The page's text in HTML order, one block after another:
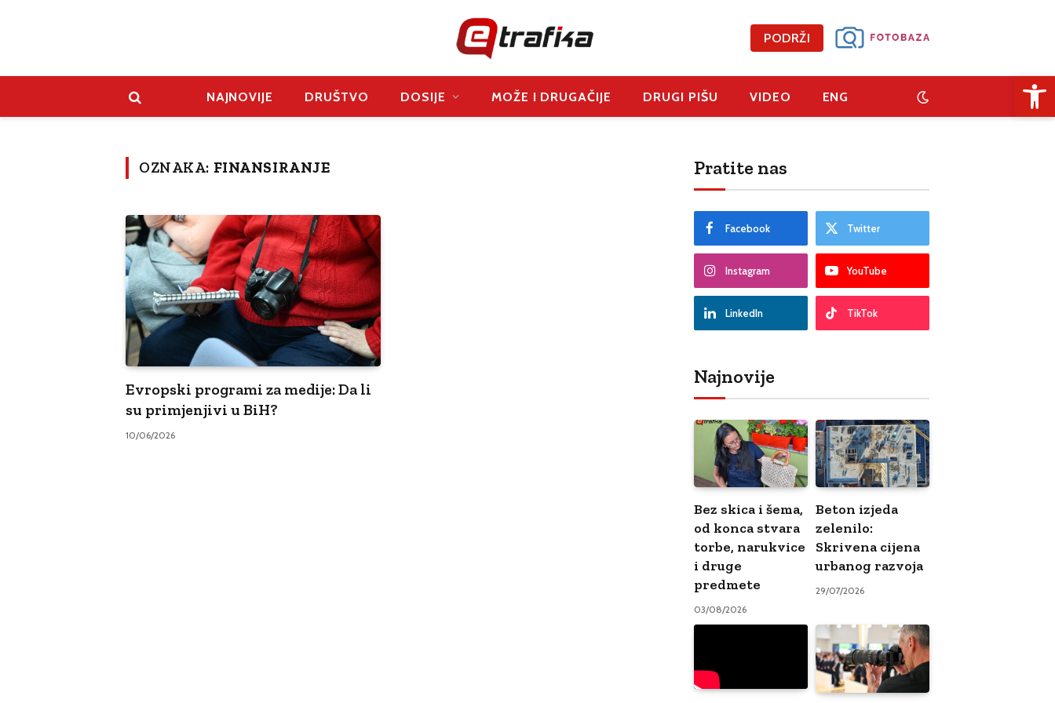
PODRŽI
NAJNOVIJE DRUŠTVO DOSIJE MOŽE I DRUGAČIJE DRUGI PIŠU VIDEO ENG
OZNAKA: FINANSIRANJE
Evropski programi za medije: Da li
su primjenjivi u BiH?
10/06/2026
Pratite nas
Facebook Twitter
Instagram YouTube
LinkedIn TikTok
Najnovije
Bez skica i šema,
od konca stvara
torbe, narukvice
i druge
predmete
03/08/2026
Beton izjeda
zelenilo:
Skrivena cijena
urbanog razvoja
29/07/2026